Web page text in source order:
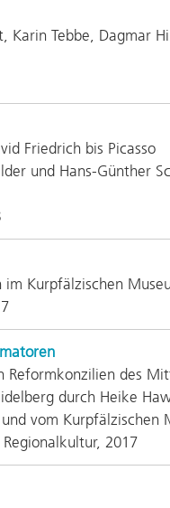
Karin Tebbe, Dagmar
Friedrich bis Picasso
und Hans-Günther
Kurpfälzischen
Reformkonzilien des
durch Heike
vom Kurpfälzischen
2017